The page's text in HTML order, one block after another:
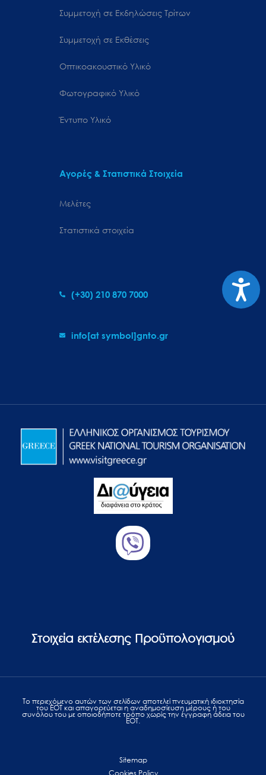
Συμμετοχή σε Εκδηλώσεις Τρίτων
Συμμετοχή σε Εκθέσεις
Οπτικοακουστικό Υλικό
Φωτογραφικό Υλικό
Έντυπο Υλικό
Αγορές & Στατιστικά Στοιχεία
Μελέτες
Στατιστικά στοιχεία
(+30) 210 870 7000
info[at symbol]gnto.gr
Στοιχεία εκτέλεσης Προϋπολογισμού
Το περιεχόμενο αυτών των σελίδων αποτελεί πvευματική ιδιοκτησία
του ΕΟΤ και απαγορεύεται η αναδημοσίευση μέρους ή του
συνόλου του με οποιοδήποτε τρόπο χωρίς την έγγραφη άδεια του
ΕΟΤ.
Sitemap
Cookies Policy